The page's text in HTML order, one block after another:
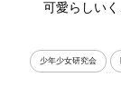
可愛らしいく
少年少女研究会